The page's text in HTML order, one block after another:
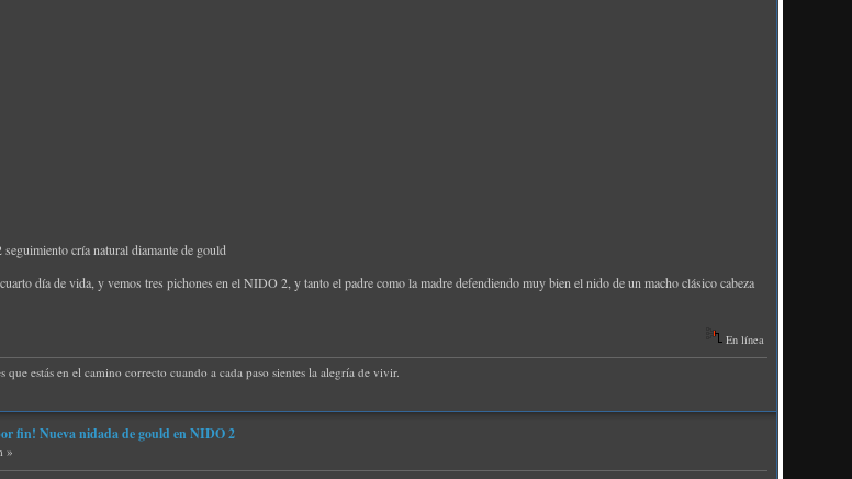
cría natural diamante de gould
día de vida, y vemos tres pichones en el NIDO 2, y tanto el padre como la madre defendiendo muy bien el nido de un macho clásico cabeza
En línea
estás en el camino correcto cuando a cada paso sientes la alegría de vivir.
fin! Nueva nidada de gould en NIDO 2
»